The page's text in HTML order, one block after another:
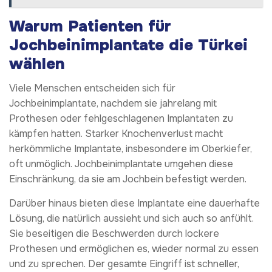
Warum Patienten für
Jochbeinimplantate die Türkei
wählen
Viele Menschen entscheiden sich für
Jochbeinimplantate, nachdem sie jahrelang mit
Prothesen oder fehlgeschlagenen Implantaten zu
kämpfen hatten. Starker Knochenverlust macht
herkömmliche Implantate, insbesondere im Oberkiefer,
oft unmöglich. Jochbeinimplantate umgehen diese
Einschränkung, da sie am Jochbein befestigt werden.
Darüber hinaus bieten diese Implantate eine dauerhafte
Lösung, die natürlich aussieht und sich auch so anfühlt.
Sie beseitigen die Beschwerden durch lockere
Prothesen und ermöglichen es, wieder normal zu essen
und zu sprechen. Der gesamte Eingriff ist schneller,